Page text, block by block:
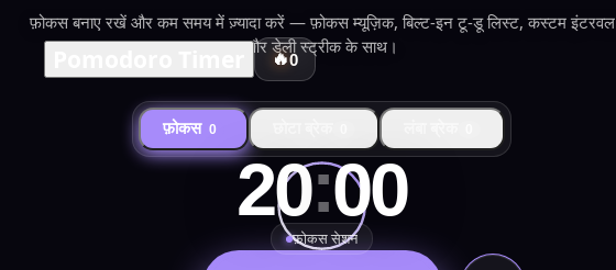
🔥0
फ़ोकस बनाए रखें और कम समय में ज़्यादा करें — फ़ोकस म्यूज़िक, बिल्ट-इन टू-डू लिस्ट, कस्टम इंटरवल
और डेली स्ट्रीक के साथ।
फ़ोकस 0
20:00
फ़ोकस सेशन